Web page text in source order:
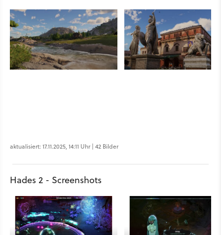
aktualisiert: 17.11.2025, 14:11 Uhr | 42 Bilder
Hades 2 - Screenshots